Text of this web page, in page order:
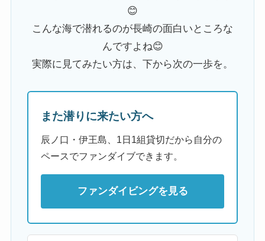
😊
こんな海で潜れるのが長崎の面白いところな
んですよね😊
実際に見てみたい方は、下から次の一歩を。
また潜りに来たい方へ
辰ノ口・伊王島、1日1組貸切だから自分の
ペースでファンダイブできます。
ファンダイビングを見る